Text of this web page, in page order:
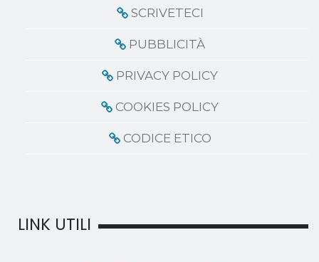
SCRIVETECI
PUBBLICITÀ
PRIVACY POLICY
COOKIES POLICY
CODICE ETICO
LINK UTILI